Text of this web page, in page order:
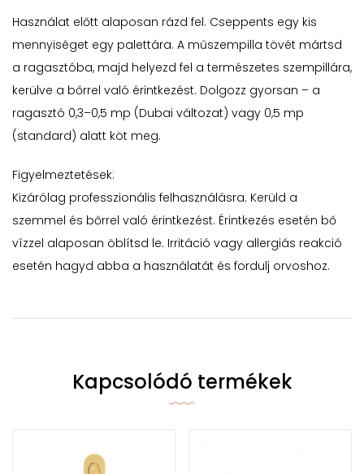
Használat előtt alaposan rázd fel. Cseppents egy kis
mennyiséget egy palettára. A műszempilla tövét mártsd
a ragasztóba, majd helyezd fel a természetes szempillára,
kerülve a bőrrel való érintkezést. Dolgozz gyorsan – a
ragasztó 0,3–0,5 mp (Dubai változat) vagy 0,5 mp
(standard) alatt köt meg.
Figyelmeztetések:
Kizárólag professzionális felhasználásra. Kerüld a
szemmel és bőrrel való érintkezést. Érintkezés esetén bő
vízzel alaposan öblítsd le. Irritáció vagy allergiás reakció
esetén hagyd abba a használatát és fordulj orvoshoz.
Kapcsolódó termékek